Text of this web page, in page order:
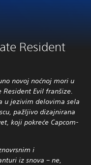
Resident
novoj noćnoj mori u
Evil franšize.
u jezivim delovima sela
pažljivo dizajnirana
koji pokreće Capcom-
i
iz snova – ne,